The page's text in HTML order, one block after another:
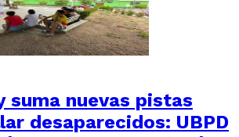
suma nuevas pistas
desaparecidos: UBPD